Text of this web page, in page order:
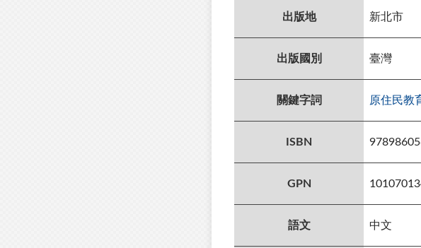
出版地 新北市
出版國別 臺灣
關鍵字詞 原住民教
ISBN
GPN
語文 中文